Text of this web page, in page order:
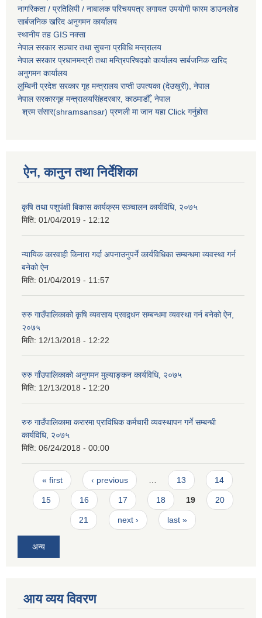
नागरिकता / प्रतिलिपी / नाबालक परिचयपत्र लगायत उपयोगी फारम डाउनलोड
सार्बजनिक खरिद अनुगमन कार्यालय
स्थानीय तह GIS नक्सा
नेपाल सरकारसञ्चार तथा सुचना प्रविधि मन्त्रालय
नेपाल सरकार प्रधानमन्त्री तथा मन्त्रिपरिषदको कार्यालय सार्बजनिक खरिद
अनुगमन कार्यालय
लुम्बिनी प्रदेश सरकार गृह मन्त्रालय राप्ती उपत्यका (देउखुरी), नेपाल
नेपाल सरकारगृह मन्त्रालयसिंहदरबार, काठमाडौँ, नेपाल
श्रम संसार(shramsansar) प्रणली मा जान यहा Click गर्नुहोस
ऐन, कानुन तथा निर्देशिका
कृषि तथा पशुपंक्षी बिकास कार्यक्रम सञ्चालन कार्यविधि, २०७५
मिति: 01/04/2019 - 12:12
न्यायिक कारवाही किनारा गर्दा अपनाउनुपर्ने कार्यविधिका सम्बन्धमा व्यवस्था गर्न
बनेको ऐन
मिति: 01/04/2019 - 11:57
रुरु गाउँपालिकाको कृषि व्यवसाय प्रवद्र्धन सम्बन्धमा व्यवस्था गर्न बनेको ऐन,
२०७५
मिति: 12/13/2018 - 12:22
रुरु गाँउपालिकाको अनुगमन मुल्याङ्कन कार्यविधि, २०७५
मिति: 12/13/2018 - 12:20
रुरु गाउँपालिकामा करारमा प्राविधिक कर्मचारी व्यवस्थापन गर्ने सम्बन्धी
कार्यविधि, २०७५
मिति: 06/24/2018 - 00:00
Pages
« first ‹ previous 13 14
15 16 17 18 19 20
21 next › last »
अन्य
आय व्यय विवरण